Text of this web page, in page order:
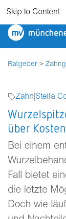
Skip to Content
Ratgeber >
Zahn Stella
über
Bei einem
Fall bietet
die letzte
Doch wie